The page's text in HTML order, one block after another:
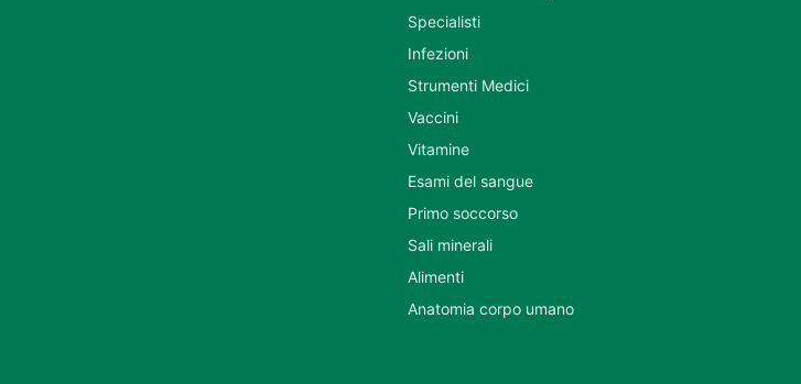
Specialisti
Infezioni
Strumenti Medici
Vaccini
Vitamine
Esami del sangue
Primo soccorso
Sali minerali
Alimenti
Anatomia corpo umano